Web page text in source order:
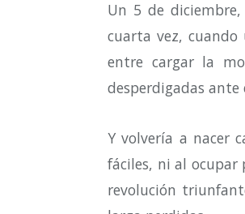
Un 5 de
cuarta vez,
entre cargar la
desperdigadas ante
Y volvería a nacer
fáciles, ni al ocupar
revolución